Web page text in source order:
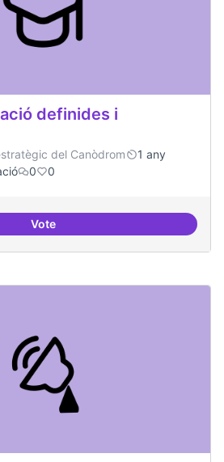
definides i
del Canòdrom
1 any
0 0
VoteÀrees de formació definides i